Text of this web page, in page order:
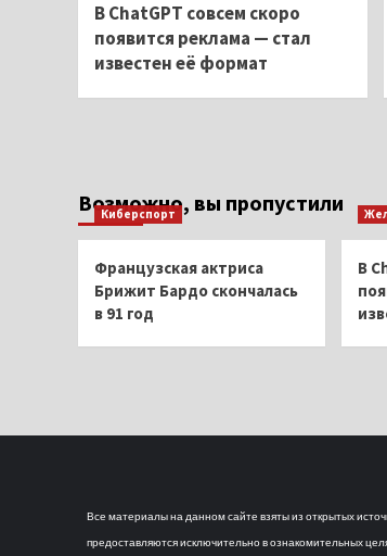
В ChatGPT совсем скоро
появится реклама — стал
известен её формат
Возможно, вы пропустили
Киберспорт
Французская актриса
Брижит Бардо скончалась
в 91 год
В
Все материалы на данном сайте взяты из открытых
предоставляются исключительно в ознакомительных